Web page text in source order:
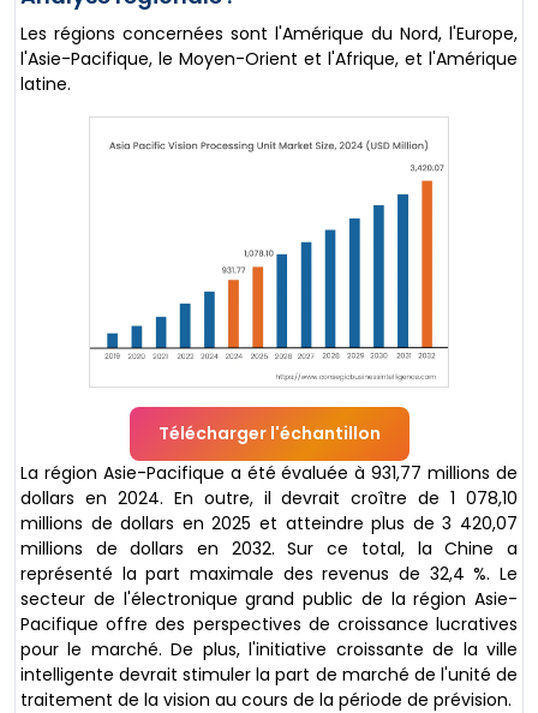
Les régions concernées sont l'Amérique du Nord, l'Europe,
l'Asie-Pacifique, le Moyen-Orient et l'Afrique, et l'Amérique
latine.
Télécharger l'échantillon
La région Asie-Pacifique a été évaluée à 931,77 millions de
dollars en 2024. En outre, il devrait croître de 1 078,10
millions de dollars en 2025 et atteindre plus de 3 420,07
millions de dollars en 2032. Sur ce total, la Chine a
représenté la part maximale des revenus de 32,4 %. Le
secteur de l'électronique grand public de la région Asie-
Pacifique offre des perspectives de croissance lucratives
pour le marché. De plus, l'initiative croissante de la ville
intelligente devrait stimuler la part de marché de l'unité de
traitement de la vision au cours de la période de prévision.